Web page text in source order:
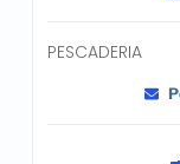
PESCADERIA